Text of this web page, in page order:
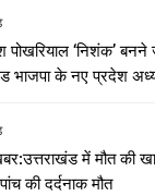
पोखरियाल ‘निशंक’ बनने
भाजपा के नए प्रदेश
में मौत की
पांच की दर्दनाक मौत
मुख्यमंत्री को भी मिली
उत्तराखण्ड
देखें वीडियो:कांग्रेस
चुनाव जीतने पर